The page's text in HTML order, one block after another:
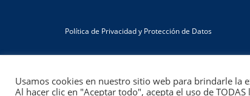
Política de Privacidad y Protección de Datos
Usamos cookies en nuestro sitio web para brindarle la
Al hacer clic en "Aceptar todo", acepta el uso de